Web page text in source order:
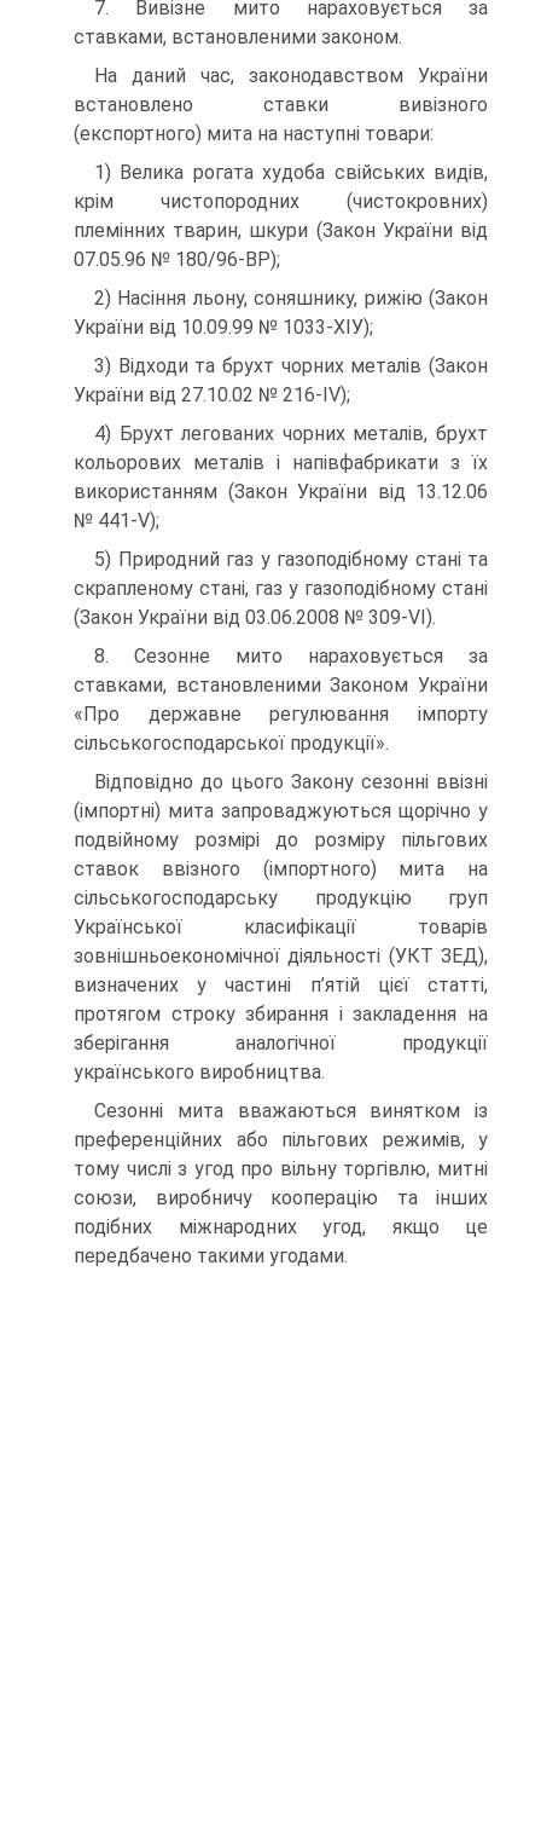
7. Вивізне мито нараховується за
ставками, встановленими законом.
На даний час, законодавством України
встановлено ставки вивізного
(експортного) мита на на­ступні товари:
1) Велика рогата худоба свійських видів,
крім чистопородних (чистокровних)
племінних тварин, шкури (Закон України від
07.05.96 № 180/96-ВР);
2) Насіння льону, соняшнику, рижію (Закон
України від 10.09.99 № 1033-ХІУ);
3) Відходи та брухт чорних металів (Закон
України від 27.10.02 № 216-IV);
4) Брухт легованих чорних металів, брухт
кольорових металів і напівфабрикати з їх
використан­ням (Закон України від 13.12.06
№ 441-V);
5) Природний газ у газоподібному стані та
скрапленому стані, газ у газоподібному стані
(Закон України від 03.06.2008 № 309-VI).
8. Сезонне мито нараховується за
ставками, встановленими Законом України
«Про держа­вне регулювання імпорту
сільськогосподарської продукції».
Відповідно до цього Закону сезонні ввізні
(імпортні) мита запроваджуються щорічно у
подвійно­му розмірі до розміру пільгових
ставок ввізного (імпортного) мита на
сільськогосподарську продук­цію груп
Української класифікації товарів
зовнішньоекономічної діяльності (УКТ ЗЕД),
визначених у частині п’ятій цієї статті,
протягом строку збирання і закладення на
зберігання аналогічної продукції
українського виробництва.
Сезонні мита вважаються винятком із
преференційних або пільгових режимів, у
тому числі з угод про вільну торгівлю, митні
союзи, виробничу кооперацію та інших
подібних міжнародних угод, якщо це
передбачено такими угодами.